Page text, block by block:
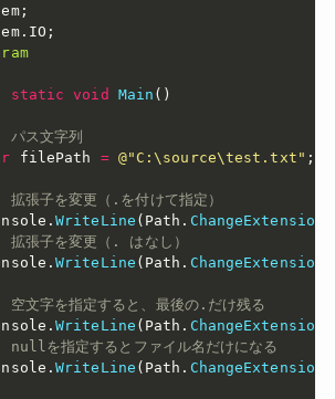
;
. IO ;
static void Main ( )
ス文字列
filePath = @"C:\source\test.txt" ;
張子を変更（.を付けて指定）
.WriteLine ( Path . ChangeExtension
張子を変更（. はなし）
.WriteLine ( Path . ChangeExtension
文字を指定すると、最後の.だけ残る
.WriteLine ( Path . ChangeExtension
を指定するとファイル名だけになる
.WriteLine ( Path . ChangeExtension